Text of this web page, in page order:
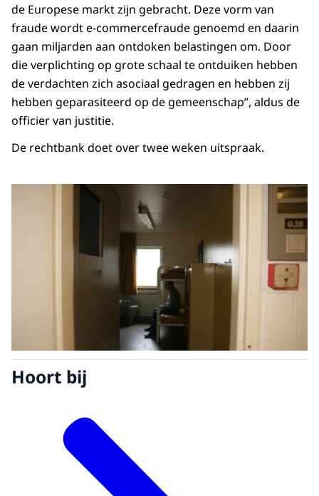
de Europese markt zijn gebracht. Deze vorm van
fraude wordt e-commercefraude genoemd en daarin
gaan miljarden aan ontdoken belastingen om. Door
die verplichting op grote schaal te ontduiken hebben
de verdachten zich asociaal gedragen en hebben zij
hebben geparasiteerd op de gemeenschap”, aldus de
officier van justitie.
De rechtbank doet over twee weken uitspraak.
Hoort bij